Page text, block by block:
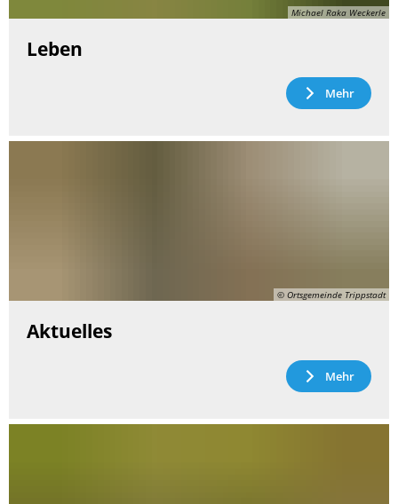
Michael Raka Weckerle
Leben
Mehr
© Ortsgemeinde Trippstadt
Aktuelles
Mehr